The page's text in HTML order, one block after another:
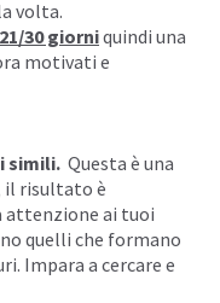
volta.
30 giorniquindi una
motivati e
simili. Questa è una
il risultato è
ai tuoi
quelli che formano
Impara a cercare e